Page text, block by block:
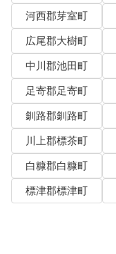
河西郡芽室町
広尾郡大樹町
中川郡池田町
足寄郡足寄町
釧路郡釧路町
川上郡標茶町
白糠郡白糠町
標津郡標津町